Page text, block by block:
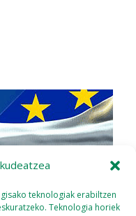
teknologiak erabiltzen
Teknologia horiek